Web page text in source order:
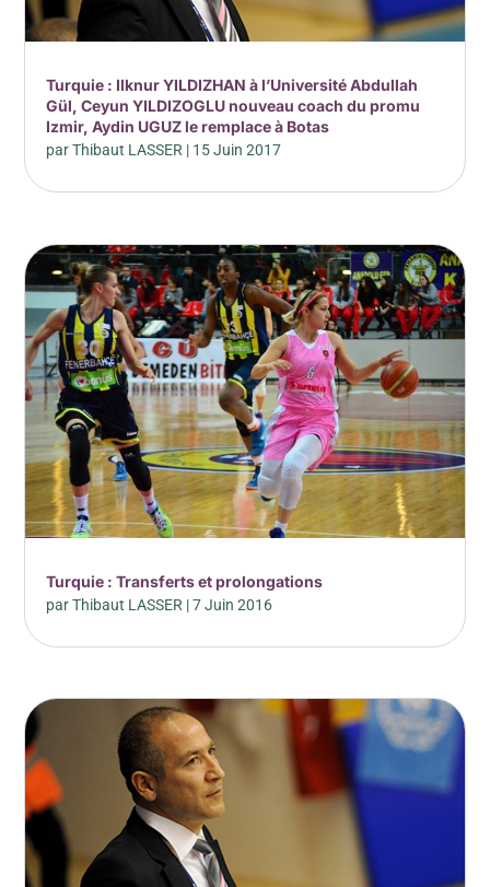
Turquie : Ilknur YILDIZHAN à l’Université Abdullah
Gül, Ceyun YILDIZOGLU nouveau coach du promu
Izmir, Aydin UGUZ le remplace à Botas
parThibaut LASSER | 15 Juin 2017
Turquie : Transferts et prolongations
parThibaut LASSER |7 Juin 2016